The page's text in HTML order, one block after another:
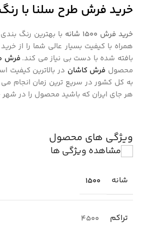
خرید فرش طرح سلنا با
خرید فرش 1500 شانه
با بهترین رنگ
همراه با کیفیت بسیار عالی شما را از
بافته شده با دست بی نیاز می کند. فرش
محصول فرش کاشان در بالاترین
به کل کشور در سریع ترین زمان انجام
هر جای ایران که باشید محصول را در شهر
ویژگی های محصول
مشاهده ویژگی ها
شانه 1500
تراکم 4500